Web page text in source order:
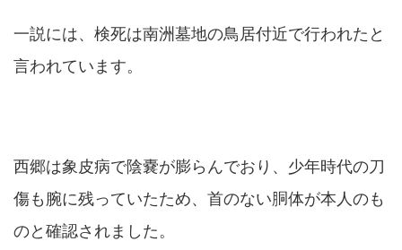
一説には、検死は南洲墓地の鳥居付近で行われたと
言われています。
西郷は象皮病で陰嚢が膨らんでおり、少年時代の刀
傷も腕に残っていたため、首のない胴体が本人のも
のと確認されました。